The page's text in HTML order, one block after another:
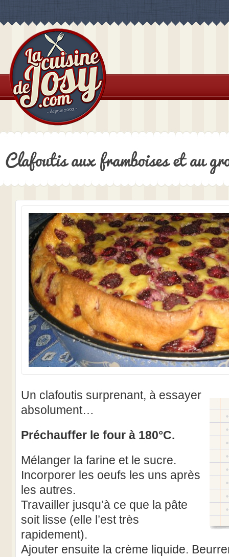
Clafoutis aux framboises et au
Un clafoutis surprenant, à essayer
absolument…
Préchauffer le four à 180°C.
Mélanger la farine et le sucre.
Incorporer les oeufs les uns après
les autres.
Travailler jusqu’à ce que la pâte
soit lisse (elle l’est très
rapidement).
Ajouter ensuite la crème liquide.